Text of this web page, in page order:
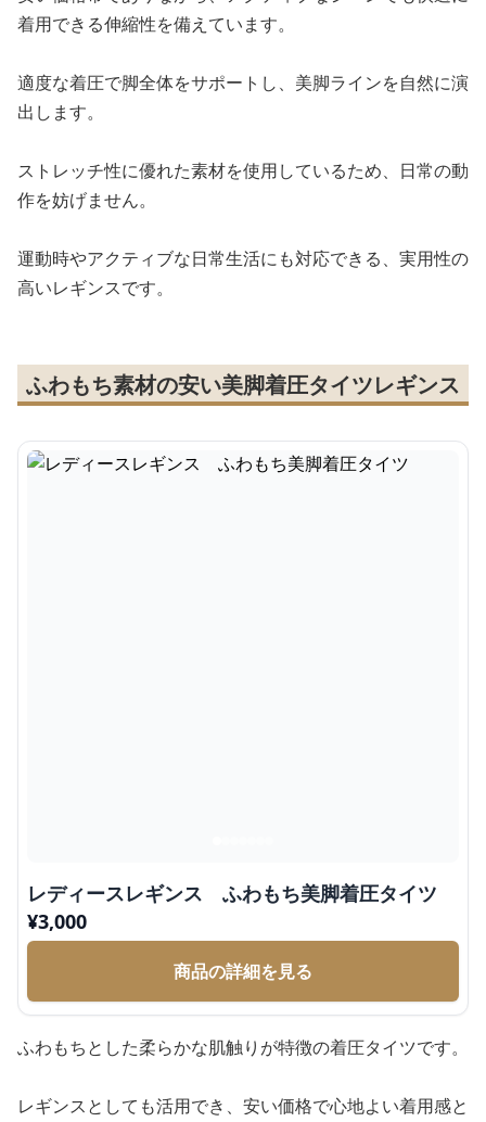
着用できる伸縮性を備えています。
適度な着圧で脚全体をサポートし、美脚ラインを自然に演
出します。
ストレッチ性に優れた素材を使用しているため、日常の動
作を妨げません。
運動時やアクティブな日常生活にも対応できる、実用性の
高いレギンスです。
ふわもち素材の安い美脚着圧タイツレギンス
レディースレギンス ふわもち美脚着圧タイツ
¥3,000
商品の詳細を見る
ふわもちとした柔らかな肌触りが特徴の着圧タイツです。
レギンスとしても活用でき、安い価格で心地よい着用感と